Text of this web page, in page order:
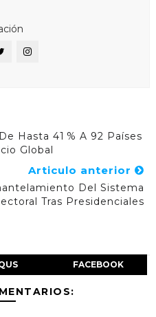
Hasta 41 % A 92 Países
Global
Articulo anterior
Del Sistema
Tras Presidenciales
FACEBOOK